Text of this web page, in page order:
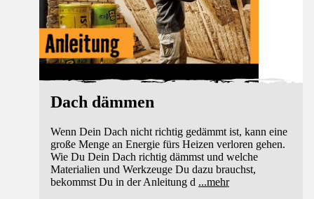
Dach dämmen
Wenn Dein Dach nicht richtig gedämmt ist, kann eine
große Menge an Energie fürs Heizen verloren gehen.
Wie Du Dein Dach richtig dämmst und welche
Materialien und Werkzeuge Du dazu brauchst,
bekommst Du in der Anleitung d ...mehr